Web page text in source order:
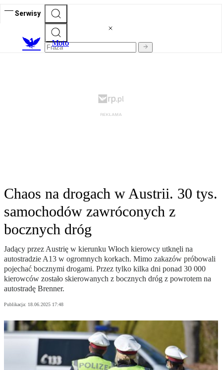
Serwisy
Moto
Chaos na drogach w Austrii. 30 tys.
samochodów zawróconych z
bocznych dróg
Jadący przez Austrię w kierunku Włoch kierowcy utknęli na
autostradzie A13 w ogromnych korkach. Mimo zakazów próbowali
pojechać bocznymi drogami. Przez tylko kilka dni ponad 30 000
kierowców zostało skierowanych z bocznych dróg z powrotem na
autostradę Brenner.
Publikacja: 18.06.2025 17:48